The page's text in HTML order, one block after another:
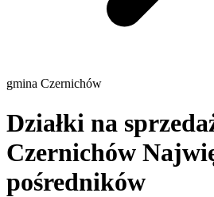
gmina Czernichów
Działki na
Czernichów
pośredników